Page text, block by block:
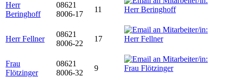
Herr
Beringhoff
08621
8006-17
11
Herr Fellner
08621
8006-22
17
Frau
Flötzinger
08621
8006-32
9